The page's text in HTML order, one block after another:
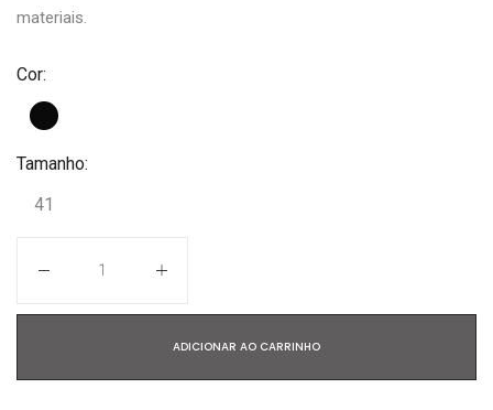
materiais.
Cor:
Tamanho:
41
ADICIONAR AO CARRINHO